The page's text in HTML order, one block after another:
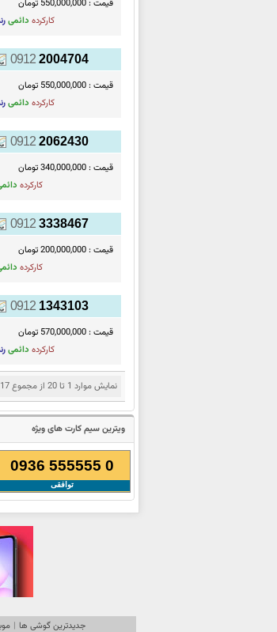
قیمت :550,000,000 تومان
کارکرده دائمی
0912 2004704
قیمت :550,000,000 تومان
کارکرده دائمی
0912 2062430
قیمت :340,000,000 تومان
کارکرده
0912 3338467
قیمت :200,000,000 تومان
کارکرده
0912 1343103
قیمت :570,000,000 تومان
کارکرده دائمی
نمایش موارد 1 تا 20 از مجموع 117 مورد
ویترین سیم کارت های ویژه
0936 555555 0
توافقی
جدیدترین گوشی ها |